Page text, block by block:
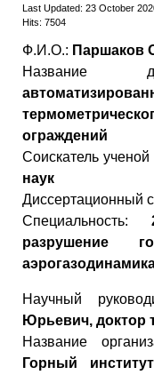
Last Updated: 23 October
Hits: 7504
Ф.И.О.: Паршаков
Название
ограждений
Cоискатель ученой
наук
Диссертационный
Специальность:
разрушение
Научный
Юрьевич, доктор
Название
Горный